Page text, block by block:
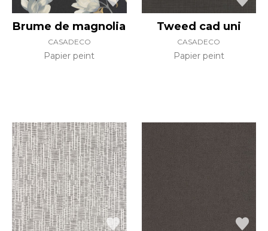
Brume de magnolia
CASADECO
Papier peint
Tweed cad uni
CASADECO
Papier peint